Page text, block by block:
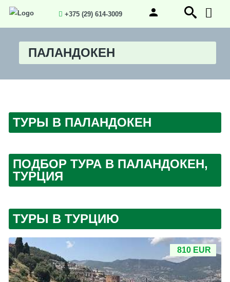
+375 (29) 614-3009
ПАЛАНДОКЕН
ТУРЫ В ПАЛАНДОКЕН
ПОДБОР ТУРА В ПАЛАНДОКЕН,
ТУРЦИЯ
ТУРЫ В ТУРЦИЮ
810 EUR